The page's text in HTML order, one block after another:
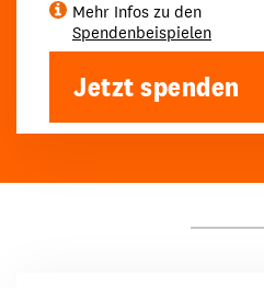
Mehr Infos zu den
Spendenbeispielen
Jetzt spenden